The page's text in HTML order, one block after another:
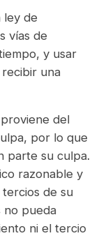
ley de
vías de
y usar
una
del
por lo que
parte su culpa.
razonable y
de su
no pueda
ni el tercio